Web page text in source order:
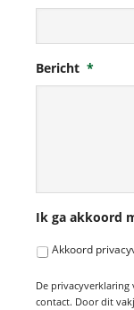
Bericht *
Ik ga akkoord
Akkoord
De
contact. Door dit